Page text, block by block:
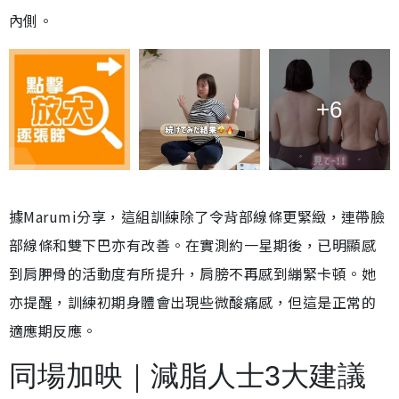
內側。
+6
據Marumi分享，這組訓練除了令背部線條更緊緻，連帶臉
部線條和雙下巴亦有改善。在實測約一星期後，已明顯感
到肩胛骨的活動度有所提升，肩膀不再感到繃緊卡頓。她
亦提醒，訓練初期身體會出現些微酸痛感，但這是正常的
適應期反應。
同場加映｜減脂人士3大建議